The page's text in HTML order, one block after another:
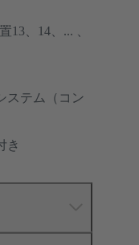
13、14、... 、
ステム（コン
き